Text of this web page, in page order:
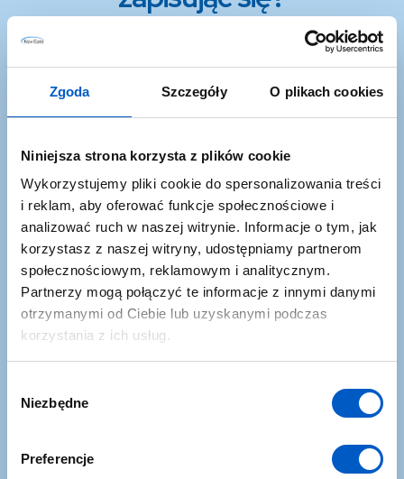
Zgoda Szczegóły O plikach cookies
Niniejsza strona korzysta z plików cookie
Wykorzystujemy pliki cookie do spersonalizowania treści
i reklam, aby oferować funkcje społecznościowe i
analizować ruch w naszej witrynie. Informacje o tym, jak
korzystasz z naszej witryny, udostępniamy partnerom
społecznościowym, reklamowym i analitycznym.
Partnerzy mogą połączyć te informacje z innymi danymi
otrzymanymi od Ciebie lub uzyskanymi podczas
korzystania z ich usług.
Niezbędne
Preferencje
Promocje i okazje
Dowiesz się najszybciej o najlepszych okazjach w
ofercie NaviGate